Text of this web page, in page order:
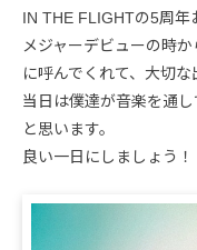
IN THE FLIGHTの5周年
メジャーデビューの時
に呼んでくれて、大切な
当日は僕達が音楽を通
と思います。
良い一日にしましょう！